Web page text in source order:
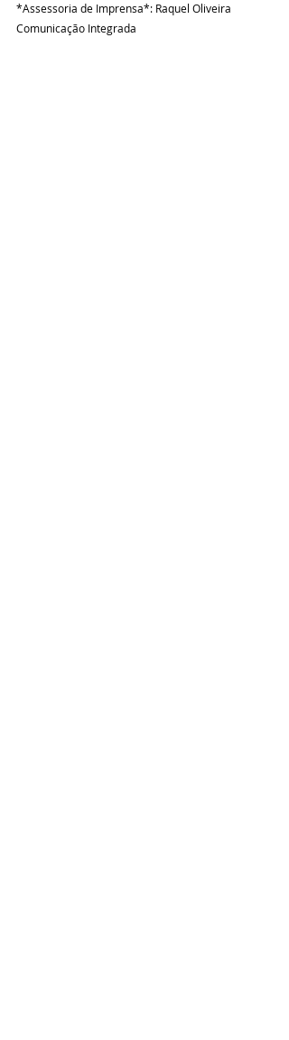
*Assessoria de Imprensa*: Raquel Oliveira
Comunicação Integrada